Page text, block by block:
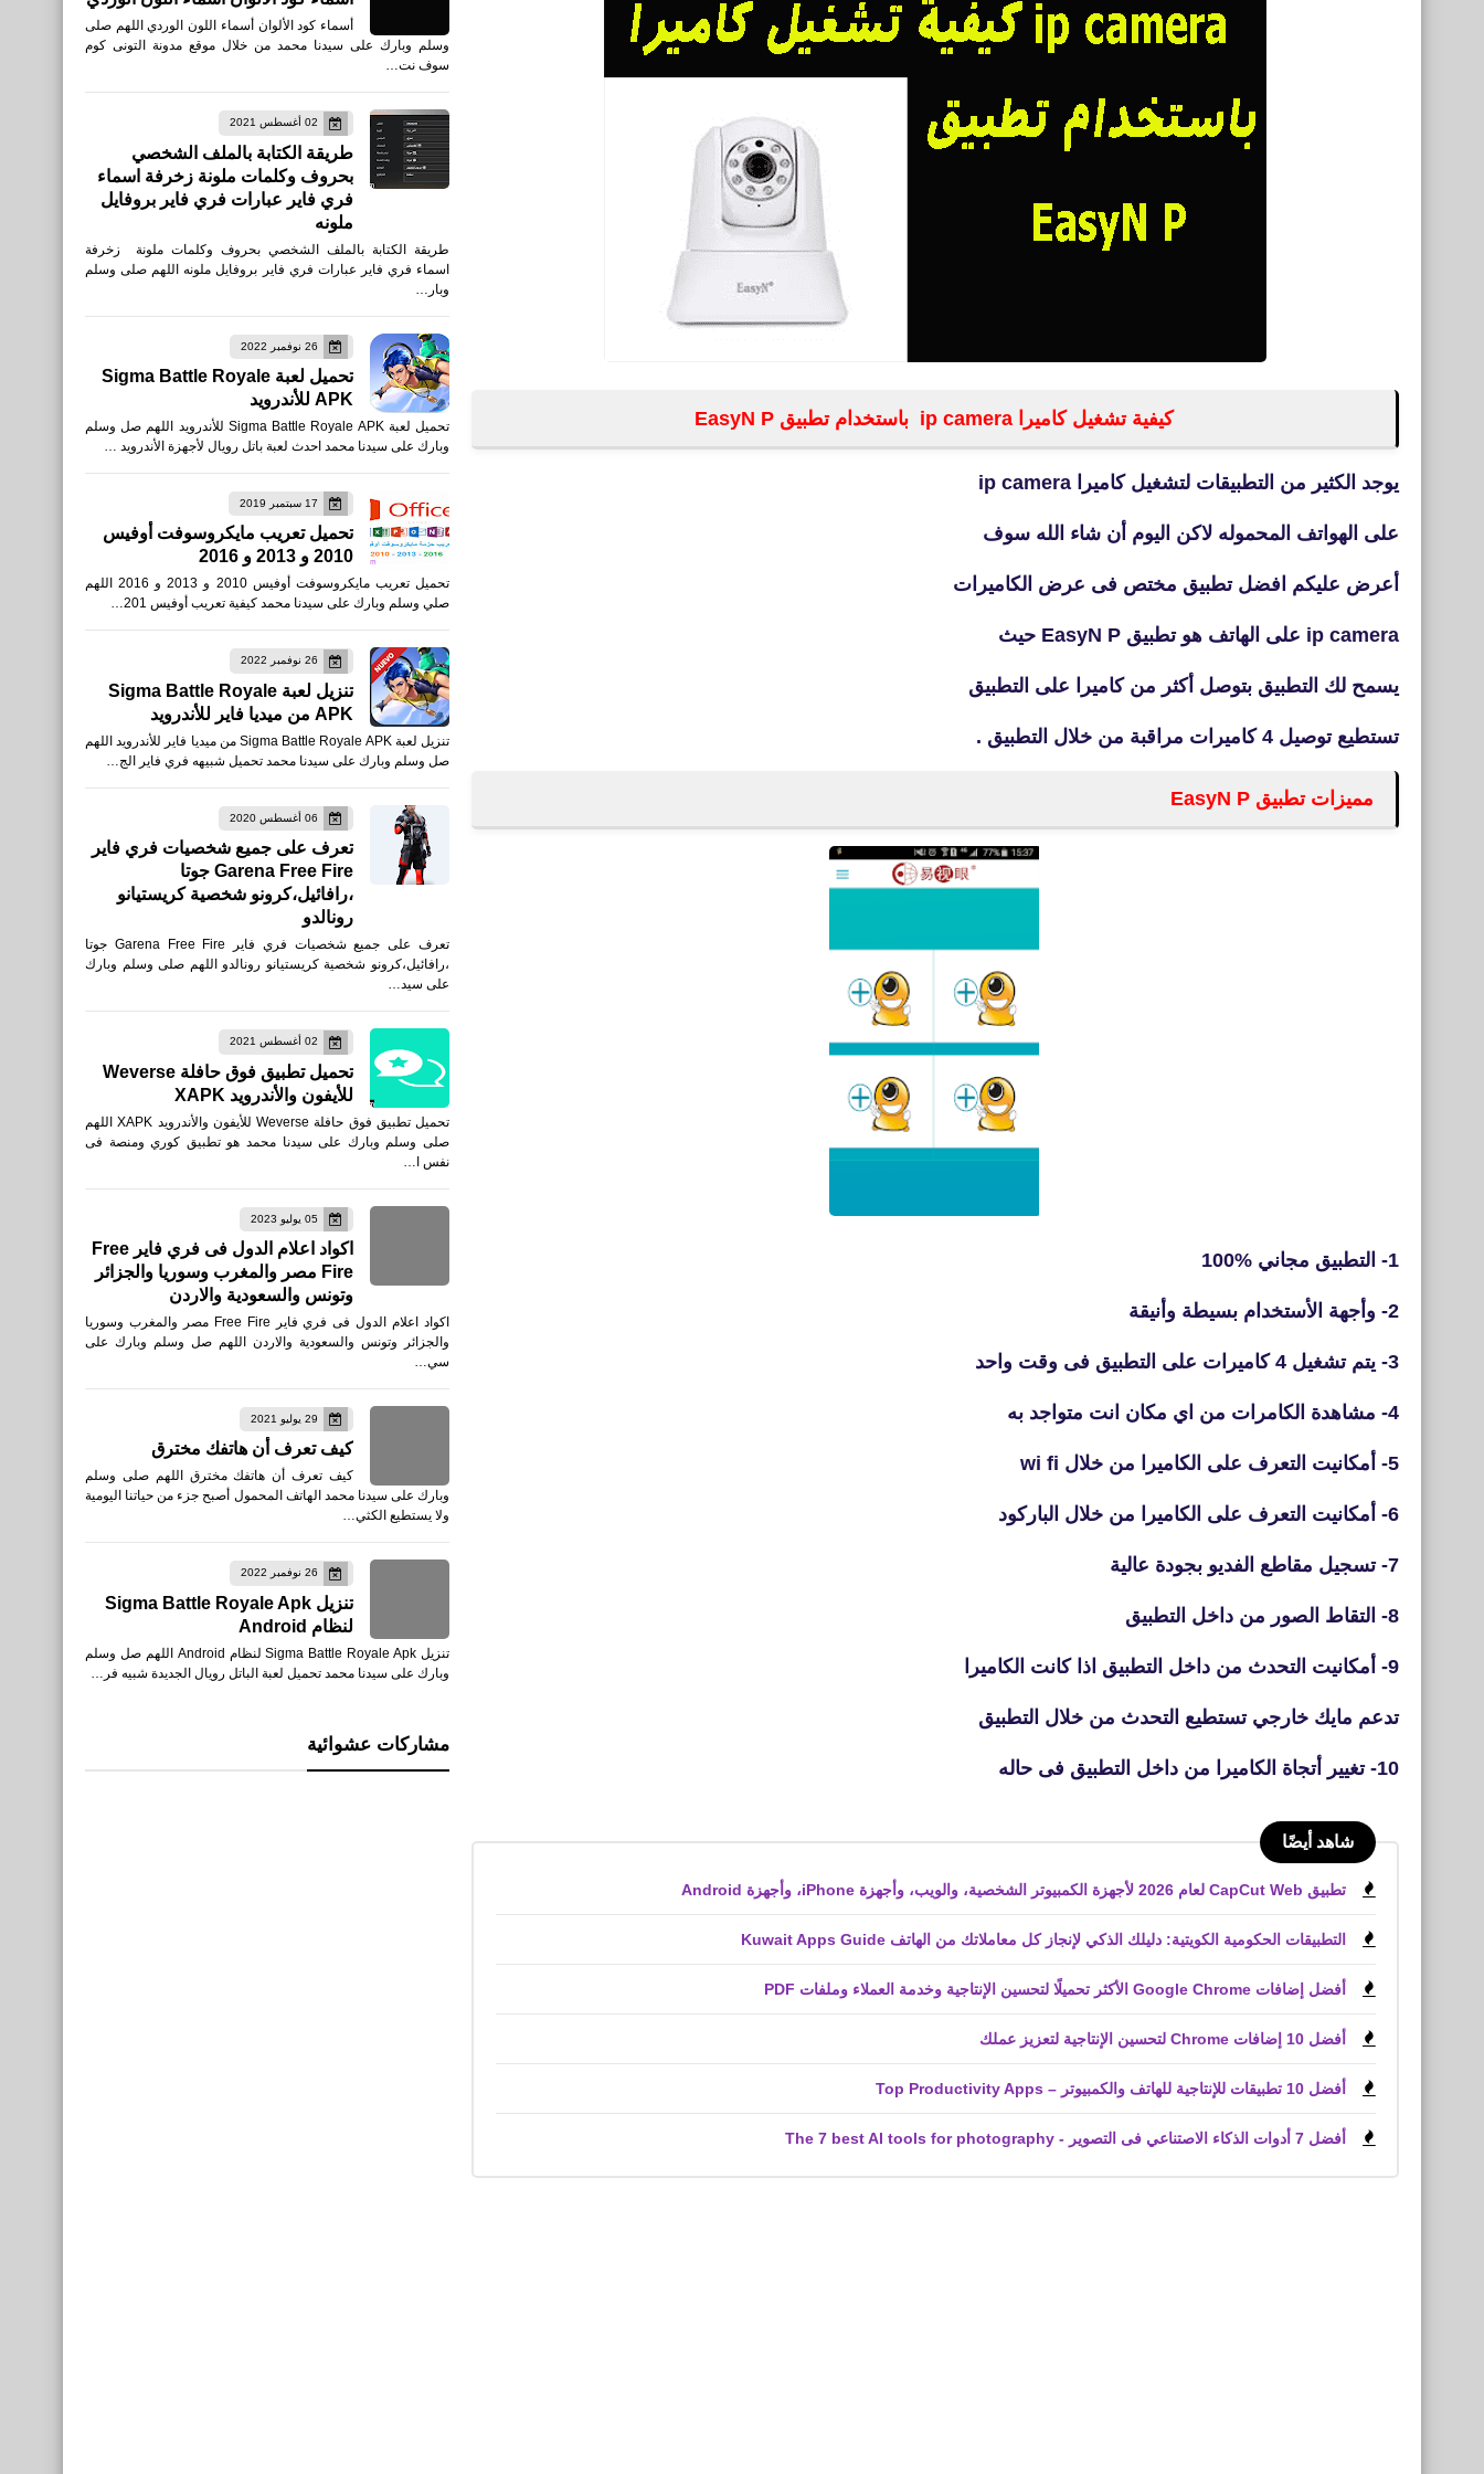
كيفية تشغيل كاميرا ip camera باستخدام تطبيق EasyN P‏
يوجد الكثير من التطبيقات لتشغيل كاميرا ip camera
على الهواتف المحموله لاكن اليوم أن شاء الله سوف
أعرض عليكم افضل تطبيق مختص فى عرض الكاميرات
ip camera على الهاتف هو تطبيق EasyN P‏ حيث
يسمح لك التطبيق بتوصل أكثر من كاميرا على التطبيق
تستطيع توصيل 4 كاميرات مراقبة من خلال التطبيق .
مميزات تطبيق EasyN P‏
1- التطبيق مجاني %100
2- وأجهة الأستخدام بسيطة وأنيقة
3- يتم تشغيل 4 كاميرات على التطبيق فى وقت واحد
4- مشاهدة الكامرات من اي مكان انت متواجد به
5- أمكانيت التعرف على الكاميرا من خلال wi fi
6- أمكانيت التعرف على الكاميرا من خلال الباركود
7- تسجيل مقاطع الفديو بجودة عالية
8- التقاط الصور من داخل التطبيق
9- أمكانيت التحدث من داخل التطبيق اذا كانت الكاميرا
تدعم مايك خارجي تستطيع التحدث من خلال التطبيق
10- تغيير أتجاة الكاميرا من داخل التطبيق فى حاله
شاهد أيضًا
تطبيق CapCut Web لعام 2026 لأجهزة الكمبيوتر الشخصية، والويب، وأجهزة iPhone، وأجهزة Android
التطبيقات الحكومية الكويتية: دليلك الذكي لإنجاز كل معاملاتك من الهاتف Kuwait Apps Guide
أفضل إضافات Google Chrome الأكثر تحميلًا لتحسين الإنتاجية وخدمة العملاء وملفات PDF
أفضل 10 إضافات Chrome لتحسين الإنتاجية لتعزيز عملك
أفضل 10 تطبيقات للإنتاجية للهاتف والكمبيوتر – Top Productivity Apps
أفضل 7 أدوات الذكاء الاصتناعي فى التصوير - The 7 best AI tools for photography
أسماء كود الألوان أسماء اللون الوردي اللهم صلى
وسلم وبارك على سيدنا محمد من خلال موقع مدونة التونى كوم
سوف نت…
02 أغسطس 2021
طريقة الكتابة بالملف الشخصي
بحروف وكلمات ملونة زخرفة اسماء
فري فاير عبارات فري فاير بروفايل
ملونه
طريقة الكتابة بالملف الشخصي بحروف وكلمات ملونة زخرفة
اسماء فري فاير عبارات فري فاير بروفايل ملونه اللهم صلى وسلم
وبار…
26 نوفمبر 2022
تحميل لعبة Sigma Battle Royale
APK للأندرويد
تحميل لعبة Sigma Battle Royale APK للأندرويد اللهم صل وسلم
وبارك على سيدنا محمد احدث لعبة باتل رويال لأجهزة الأندرويد …
17 سبتمبر 2019
تحميل تعريب مايكروسوفت أوفيس
2010 و 2013 و 2016
تحميل تعريب مايكروسوفت أوفيس 2010 و 2013 و 2016 اللهم
صلي وسلم وبارك على سيدنا محمد كيفية تعريب أوفيس 201…
26 نوفمبر 2022
تنزيل لعبة Sigma Battle Royale
APK من ميديا فاير للأندرويد
تنزيل لعبة Sigma Battle Royale APK من ميديا فاير للأندرويد اللهم
صل وسلم وبارك على سيدنا محمد تحميل شبيهه فري فاير الج…
06 أغسطس 2020
تعرف على جميع شخصيات فري فاير
Garena Free Fire جوتا
،رافائيل،كرونو شخصية كريستيانو
رونالدو
تعرف على جميع شخصيات فري فاير Garena Free Fire جوتا
،رافائيل،كرونو شخصية كريستيانو رونالدو اللهم صلى وسلم وبارك
على سيد…
02 أغسطس 2021
تحميل تطبيق فوق حافلة Weverse
للأيفون والأندرويد XAPK
تحميل تطبيق فوق حافلة Weverse للأيفون والأندرويد XAPK اللهم
صلى وسلم وبارك على سيدنا محمد هو تطبيق كوري ومنصة فى
نفس ا…
05 يوليو 2023
اكواد اعلام الدول فى فري فاير Free
Fire مصر والمغرب وسوريا والجزائر
وتونس والسعودية والاردن
اكواد اعلام الدول فى فري فاير Free Fire مصر والمغرب وسوريا
والجزائر وتونس والسعودية والاردن اللهم صل وسلم وبارك على
سي…
29 يوليو 2021
كيف تعرف أن هاتفك مخترق
كيف تعرف أن هاتفك مخترق اللهم صلى وسلم
وبارك على سيدنا محمد الهاتف المحمول أصبح جزء من حياتنا اليومية
ولا يستطيع الكثي…
26 نوفمبر 2022
تنزيل Sigma Battle Royale Apk
لنظام Android
تنزيل Sigma Battle Royale Apk لنظام Android اللهم صل وسلم
وبارك على سيدنا محمد تحميل لعبة الباتل رويال الجديدة شبيه فر…
مشاركات عشوائية